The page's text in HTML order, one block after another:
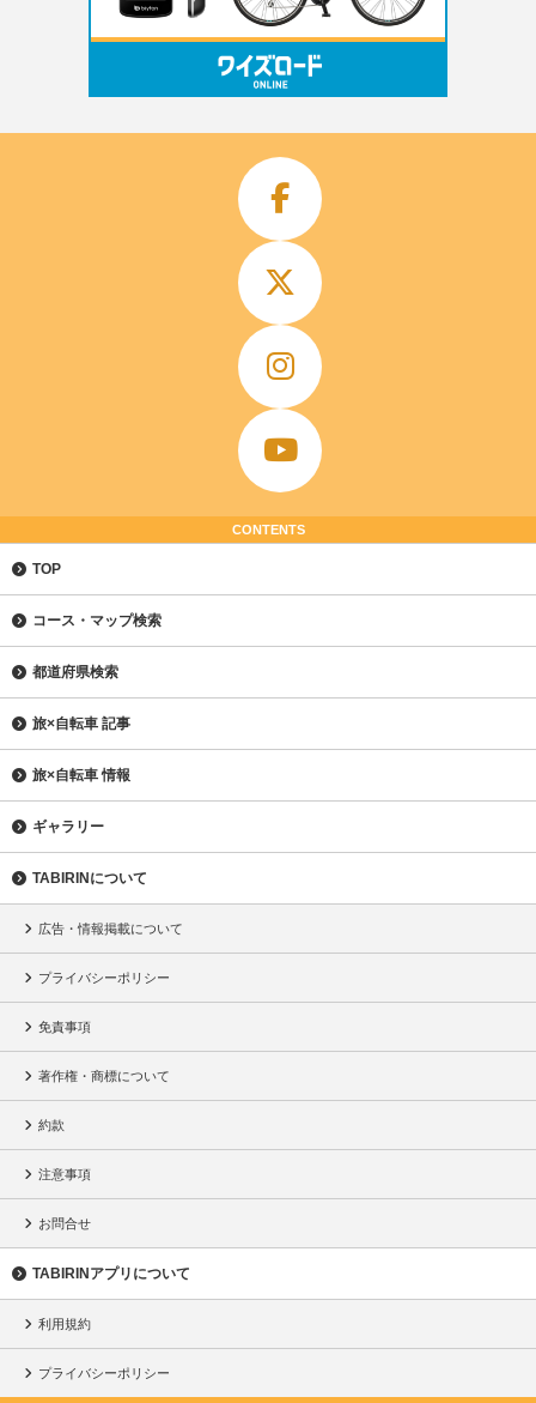
CONTENTS
TOP
コース・マップ検索
都道府県検索
旅×自転車 記事
旅×自転車 情報
ギャラリー
TABIRINについて
広告・情報掲載について
プライバシーポリシー
免責事項
著作権・商標について
約款
注意事項
お問合せ
TABIRINアプリについて
利用規約
プライバシーポリシー